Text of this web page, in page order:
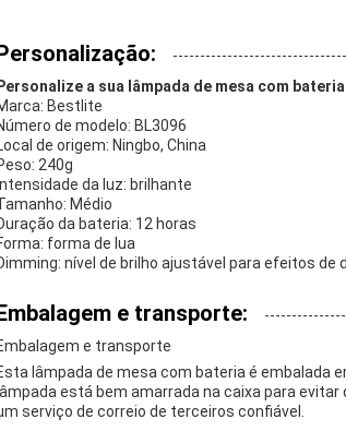
a sua lâmpada de mesa com
Bestlite
de modelo: BL3096
de origem: Ningbo, China
240g
da luz: brilhante
Médio
da bateria: 12 horas
forma de lua
nível de brilho ajustável para efeitos de
e transporte:
e transporte
lâmpada de mesa com bateria é embalada
está bem amarrada na caixa para
serviço de correio de terceiros confiável.